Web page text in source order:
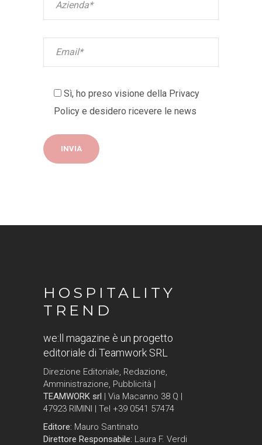
Sì, ho preso visione della Privacy
Policy e desidero ricevere le news
HOSPITALITY
TREND
we:ll magazine è un progetto
editoriale di Teamwork SRL
Direzione Editoriale, Redazione,
Amministrazione, Pubblicità |
TEAMWORK srl | Via Macanno 38 Q |
47923 RIMINI | Tel +39 0541 57474
Editore: Mauro Santinato
Direttore Responsabile: Laura F. Verdi